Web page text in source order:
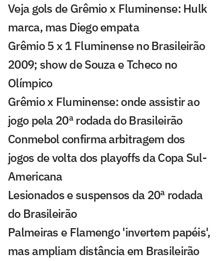
Veja gols de Grêmio x Fluminense: Hulk
marca, mas Diego empata
Grêmio 5 x 1 Fluminense no Brasileirão
2009; show de Souza e Tcheco no
Olímpico
Grêmio x Fluminense: onde assistir ao
jogo pela 20ª rodada do Brasileirão
Conmebol confirma arbitragem dos
jogos de volta dos playoffs da Copa Sul-
Americana
Lesionados e suspensos da 20ª rodada
do Brasileirão
Palmeiras e Flamengo 'invertem papéis',
mas ampliam distância em Brasileirão